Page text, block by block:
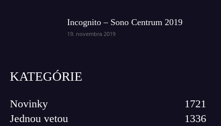
Incognito – Sono Centrum 2019
19. novembra 2019
KATEGÓRIE
Novinky
1721
Jednou vetou
1336